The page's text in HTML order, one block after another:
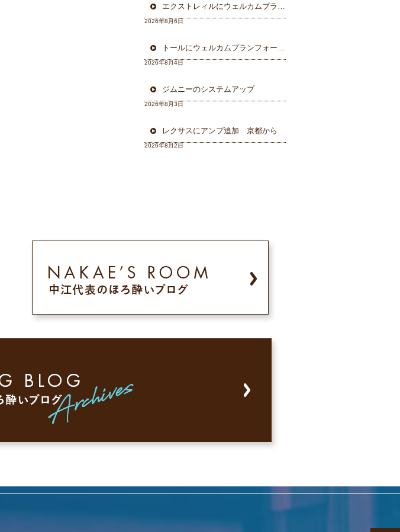
エクストレィルにウェルカムプラン フォーカル三重県から
2026年8月6日
トールにウェルカムプランフォーカルスピーカー＆ウーハー
2026年8月4日
ジムニーのシステムアップ
2026年8月3日
レクサスにアンプ追加 京都から
2026年8月2日